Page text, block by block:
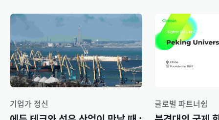
기업가 정신 글로벌 파트너쉽